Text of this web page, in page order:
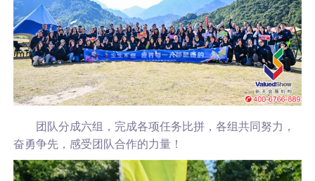
团队分成六组，完成各项任务比拼，各组共同努力，
奋勇争先，感受团队合作的力量！